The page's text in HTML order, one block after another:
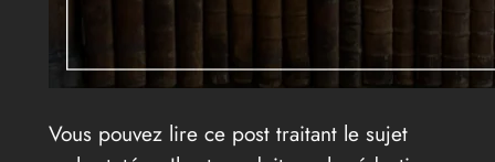
Vous pouvez lire ce post traitant le sujet